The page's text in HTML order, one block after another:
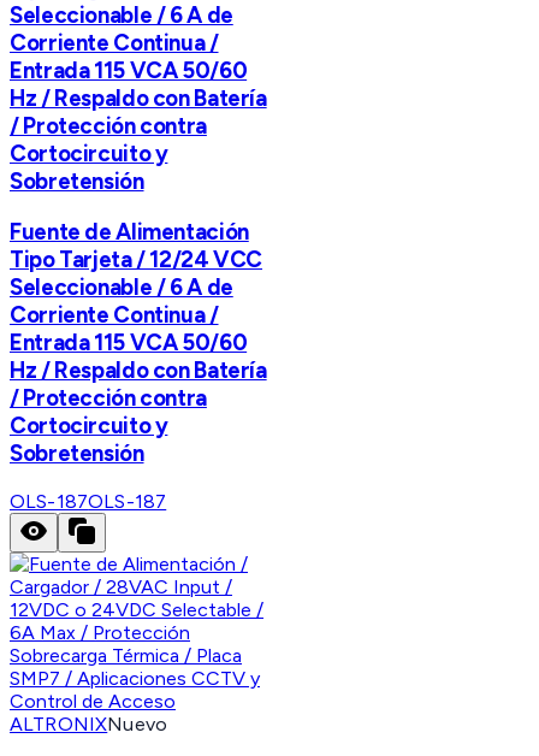
Seleccionable / 6 A de
Corriente Continua /
Entrada 115 VCA 50/60
Hz / Respaldo con Batería
/ Protección contra
Cortocircuito y
Sobretensión
Fuente de Alimentación
Tipo Tarjeta / 12/24 VCC
Seleccionable / 6 A de
Corriente Continua /
Entrada 115 VCA 50/60
Hz / Respaldo con Batería
/ Protección contra
Cortocircuito y
Sobretensión
OLS-187OLS-187
ALTRONIXNuevo